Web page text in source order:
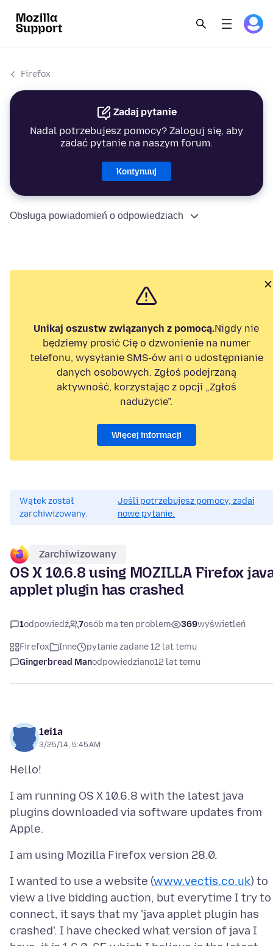
Firefox
Zadaj pytanie
Nadal potrzebujesz pomocy? Zaloguj się, aby
zadać pytanie na naszym forum.
Kontynuuj
Obsługa powiadomień o odpowiedziach
Unikaj oszustw związanych z pomocą.Nigdy nie
będziemy prosić Cię o dzwonienie na numer
telefonu, wysyłanie SMS-ów ani o udostępnianie
danych osobowych. Zgłoś podejrzaną
aktywność, korzystając z opcji „Zgłoś
nadużycie”.
Więcej informacji
Wątek został
zarchiwizowany.
Jeśli potrzebujesz pomocy, zadaj
nowe pytanie.
Zarchiwizowany
OS X 10.6.8 using MOZILLA Firefox
applet plugin has crashed
1odpowiedź 7osób ma ten problem 369wyświetleń
Firefox Inne
pytanie zadane 12 lat temu
Gingerbread Manodpowiedziano12 lat temu
1ei1a
3/25/14, 5:45 AM
I am running OS X 10.6.8 with the latest java
plugins downloaded via software updates from
I wanted to use a website (www.vectis.co.uk) to
view a live bidding auction, but everytime I try to
connect, it says that my 'java applet plugin has
crashed'. I have checked what version of java I